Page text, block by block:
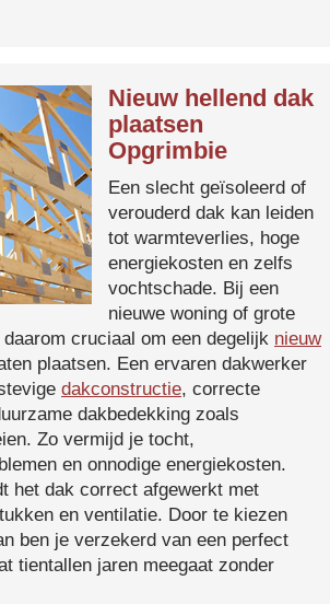
Nieuw hellend dak
plaatsen
Opgrimbie
Een slecht geïsoleerd of
verouderd dak kan leiden
tot warmteverlies, hoge
energiekosten en zelfs
vochtschade. Bij een
nieuwe woning of grote
cruciaal om een degelijk nieuw
plaatsen. Een ervaren dakwerker
dakconstructie, correcte
dakbedekking zoals
Zo vermijd je tocht,
en onnodige energiekosten.
het dak correct afgewerkt met
en ventilatie. Door te kiezen
ben je verzekerd van een perfect
tientallen jaren meegaat zonder